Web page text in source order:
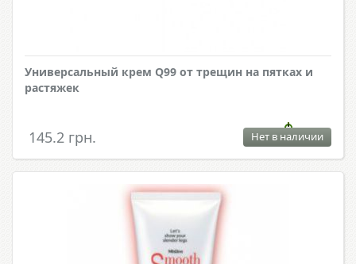
Универсальный крем Q99 от трещин на пятках и
растяжек
145.2 грн. Нет в наличии